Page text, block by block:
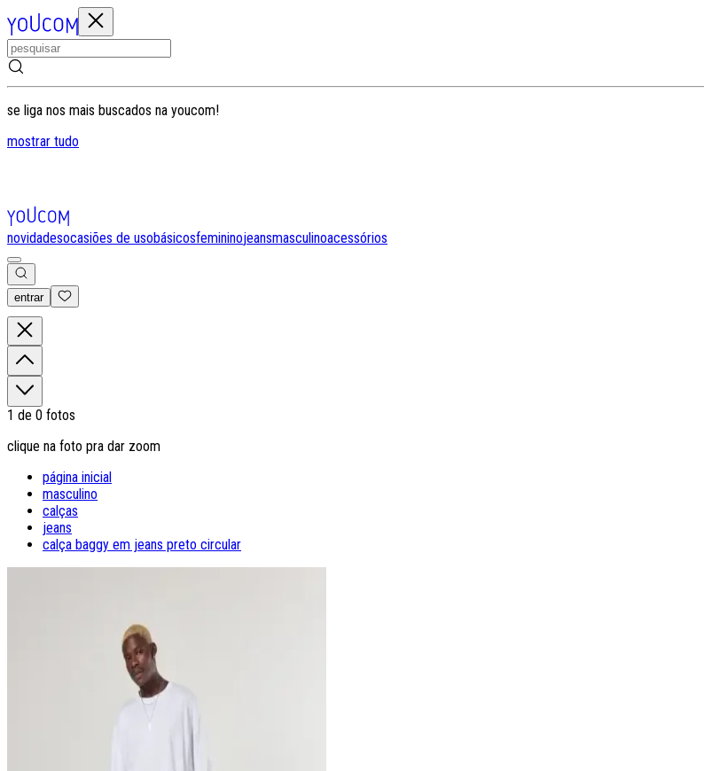
se liga nos mais buscados na youcom!
mostrar tudo
novidadesocasiões de usobásicosfemininojeansmasculinoacessórios
entrar
1 de 0 fotos
clique na foto pra dar zoom
página inicial
masculino
calças
jeans
calça baggy em jeans preto circular